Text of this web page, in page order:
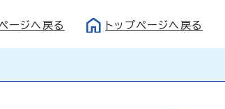
ージへ戻る トップページへ戻る